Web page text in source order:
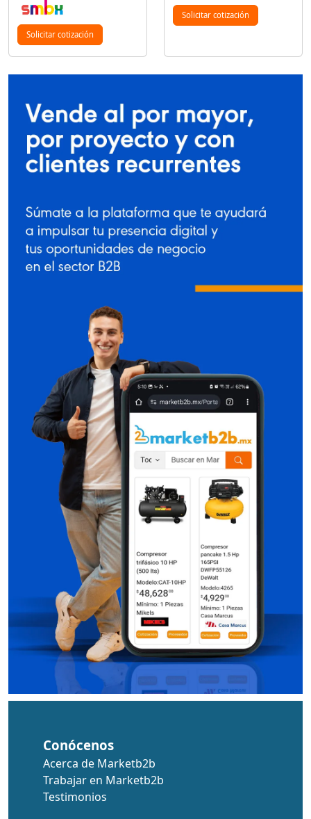
Solicitar cotización
Solicitar cotización
Conócenos
Acerca de Marketb2b
Trabajar en Marketb2b
Testimonios